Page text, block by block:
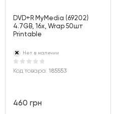
DVD+R MyMedia (69202)
4.7GB, 16x, Wrap 50шт
Printable
Нет в наличии
Код товара: 185553
460 грн